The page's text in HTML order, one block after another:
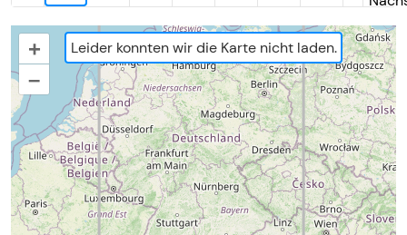
Leider konnten wir die Karte nicht laden.
+
–